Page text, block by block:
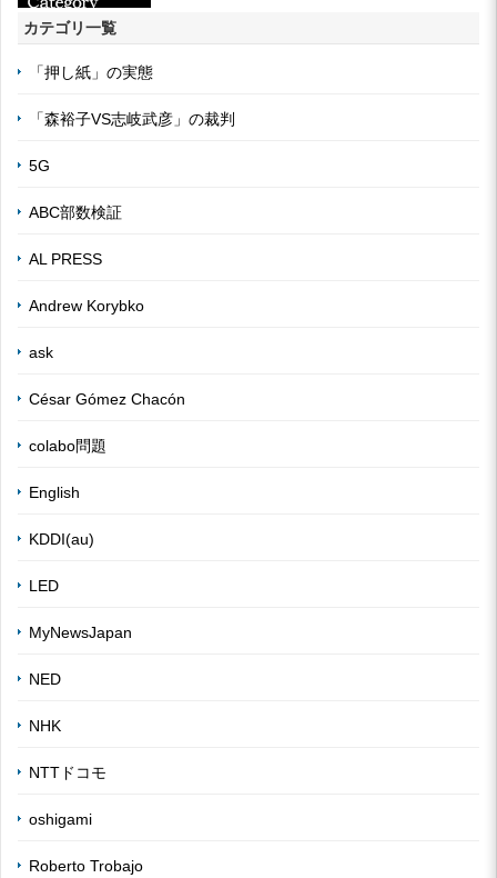
カテゴリ一覧
「押し紙」の実態
「森裕子VS志岐武彦」の裁判
5G
ABC部数検証
AL PRESS
Andrew Korybko
ask
César Gómez Chacón
colabo問題
English
KDDI(au)
LED
MyNewsJapan
NED
NHK
NTTドコモ
oshigami
Roberto Trobajo